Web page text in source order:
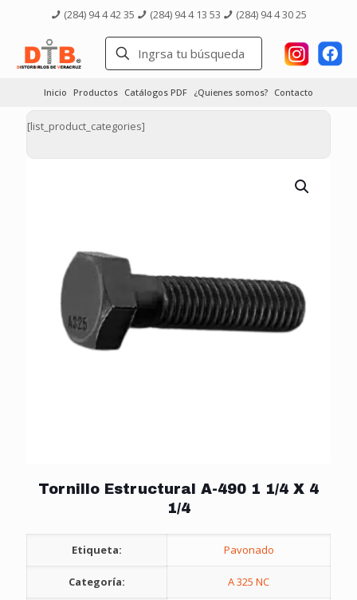
(284) 94 4 42 35 (284) 94 4 13 53 (284) 94 4 30 25
Inicio Productos Catálogos PDF ¿Quienes somos? Contacto
[list_product_categories]
Tornillo Estructural A-490 1 1/4 X 4
1/4
Etiqueta: Pavonado
Categoría: A 325 NC